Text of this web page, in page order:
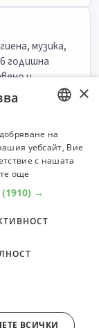
музика,
годишна
и
15
BULGARIAN
ENGLISH
×
на
уебсайт, Вие
с нашата
още
(1910) →
ВСИЧКИ